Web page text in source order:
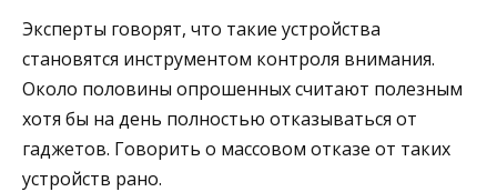
Эксперты говорят, что такие устройства
становятся инструментом контроля внимания.
Около половины опрошенных считают полезным
хотя бы на день полностью отказываться от
гаджетов. Говорить о массовом отказе от таких
устройств рано.